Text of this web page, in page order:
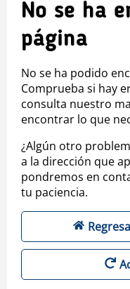
No se ha
página
No se ha podido
Comprueba si hay
consulta nuestro
encontrar lo que
¿Algún otro
a la dirección que
pondremos en
tu paciencia.